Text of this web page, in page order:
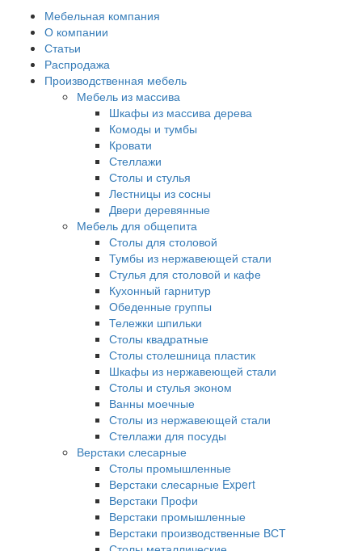
Мебельная компания
О компании
Статьи
Распродажа
Производственная мебель
Мебель из массива
Шкафы из массива дерева
Комоды и тумбы
Кровати
Стеллажи
Столы и стулья
Лестницы из сосны
Двери деревянные
Мебель для общепита
Столы для столовой
Тумбы из нержавеющей стали
Стулья для столовой и кафе
Кухонный гарнитур
Обеденные группы
Тележки шпильки
Столы квадратные
Столы столешница пластик
Шкафы из нержавеющей стали
Столы и стулья эконом
Ванны моечные
Столы из нержавеющей стали
Стеллажи для посуды
Верстаки слесарные
Столы промышленные
Верстаки слесарные Expert
Верстаки Профи
Верстаки промышленные
Верстаки производственные ВСТ